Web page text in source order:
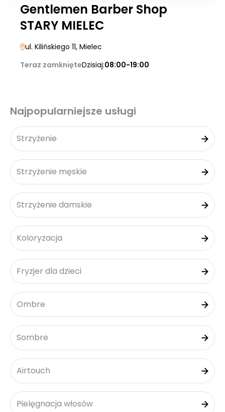
Gentlemen Barber Shop
STARY MIELEC
ul. Kilińskiego 11, Mielec
Teraz zamknięteDzisiaj:08:00-19:00
Najpopularniejsze usługi
Strzyżenie
Strzyżenie męskie
Strzyżenie damskie
Koloryzacja
Fryzjer dla dzieci
Ombre
Sombre
Airtouch
Pielęgnacja włosów